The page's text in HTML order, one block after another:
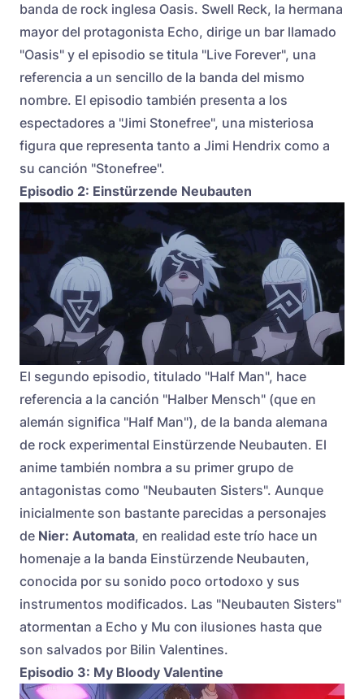
banda de rock inglesa Oasis. Swell Reck, la hermana
mayor del protagonista Echo, dirige un bar llamado
"Oasis" y el episodio se titula "Live Forever", una
referencia a un sencillo de la banda del mismo
nombre. El episodio también presenta a los
espectadores a "Jimi Stonefree", una misteriosa
figura que representa tanto a Jimi Hendrix como a
su canción "Stonefree".
Episodio 2: Einstürzende Neubauten
El segundo episodio, titulado "Half Man", hace
referencia a la canción "Halber Mensch" (que en
alemán significa "Half Man"), de la banda alemana
de rock experimental Einstürzende Neubauten. El
anime también nombra a su primer grupo de
antagonistas como "Neubauten Sisters". Aunque
inicialmente son bastante parecidas a personajes
de Nier: Automata, en realidad este trío hace un
homenaje a la banda Einstürzende Neubauten,
conocida por su sonido poco ortodoxo y sus
instrumentos modificados. Las "Neubauten Sisters"
atormentan a Echo y Mu con ilusiones hasta que
son salvados por Bilin Valentines.
Episodio 3: My Bloody Valentine